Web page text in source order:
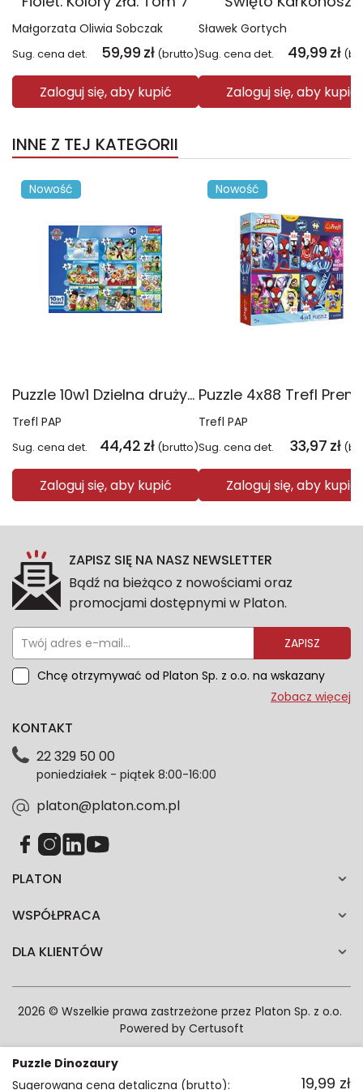
Małgorzata Oliwia Sobczak
Sug. cena det. 59,99 zł (brutto)
Zaloguj się, aby kupić
Sławek Gortych
Sug. cena det. 49,99 zł
Zaloguj się, aby kupić
INNE Z TEJ KATEGORII
Nowość
Puzzle 10w1 Dzielna drużyna Psiego Patrolu 96012
Trefl PAP
Sug. cena det. 44,42 zł (brutto)
Zaloguj się, aby kupić
Nowość
Trefl PAP
Sug. cena det. 33,97 zł
Zaloguj się, aby kupić
Puzzle Dinozaury
Sugerowana cena detaliczna (brutto):
19,99 zł
ZAPISZ SIĘ NA NASZ NEWSLETTER
Bądź na bieżąco z nowościami oraz
promocjami dostępnymi w Platon.
ZAPISZ
Chcę otrzymywać od Platon Sp. z o.o. na wskazany
przeze mnie adres e-mail informacje marketingowe
dotyczące danych osobowych znajdziesz w naszej
każdym czasie. Wycofanie zgody nie wpłynie na
zgodność z prawem przetwarzania dokonanego przed
Zobacz więcej
PLATON
WSPÓŁPRACA
DLA KLIENTÓW
KONTAKT
22 329 50 00
poniedziałek - piątek 8:00-16:00
platon@platon.com.pl
2026 © Wszelkie prawa zastrzeżone przez Platon Sp. z o.o.
Powered by Certusoft